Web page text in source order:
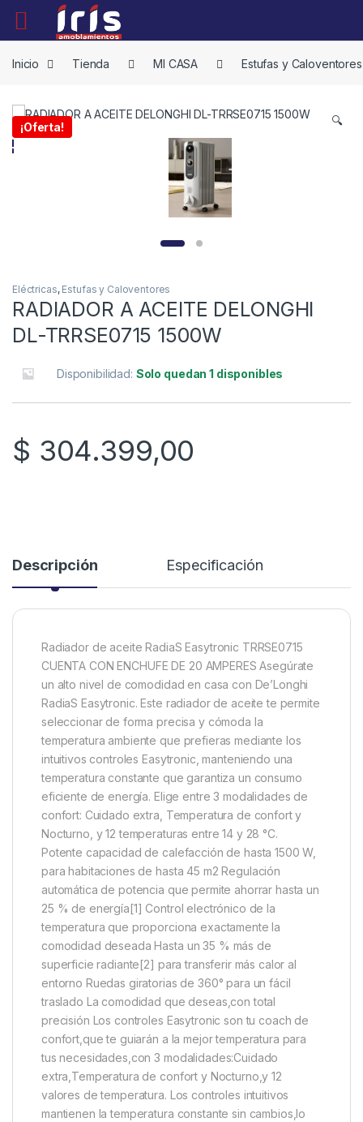
Inicio
Tienda MI CASA Estufas y Caloventores
¡Oferta! 🔍
Eléctricas, Estufas y Caloventores
RADIADOR A ACEITE DELONGHI
DL-TRRSE0715 1500W
Disponibilidad: Solo quedan 1 disponibles
$ 304.399,00
Descripción Especificación
Radiador de aceite RadiaS Easytronic TRRSE0715
CUENTA CON ENCHUFE DE 20 AMPERES Asegúrate
un alto nivel de comodidad en casa con De’Longhi
RadiaS Easytronic. Este radiador de aceite te permite
seleccionar de forma precisa y cómoda la
temperatura ambiente que prefieras mediante los
intuitivos controles Easytronic, manteniendo una
temperatura constante que garantiza un consumo
eficiente de energía. Elige entre 3 modalidades de
confort: Cuidado extra, Temperatura de confort y
Nocturno, y 12 temperaturas entre 14 y 28 °C.
Potente capacidad de calefacción de hasta 1500 W,
para habitaciones de hasta 45 m2 Regulación
automática de potencia que permite ahorrar hasta un
25 % de energía[1] Control electrónico de la
temperatura que proporciona exactamente la
comodidad deseada Hasta un 35 % más de
superficie radiante[2] para transferir más calor al
entorno Ruedas giratorias de 360° para un fácil
traslado La comodidad que deseas,con total
precisión Los controles Easytronic son tu coach de
confort,que te guiarán a la mejor temperatura para
tus necesidades,con 3 modalidades:Cuidado
extra,Temperatura de confort y Nocturno,y 12
valores de temperatura. Los controles intuitivos
mantienen la temperatura constante sin cambios,lo